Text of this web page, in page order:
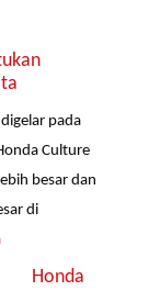
pada
Culture
besar dan
di
Honda